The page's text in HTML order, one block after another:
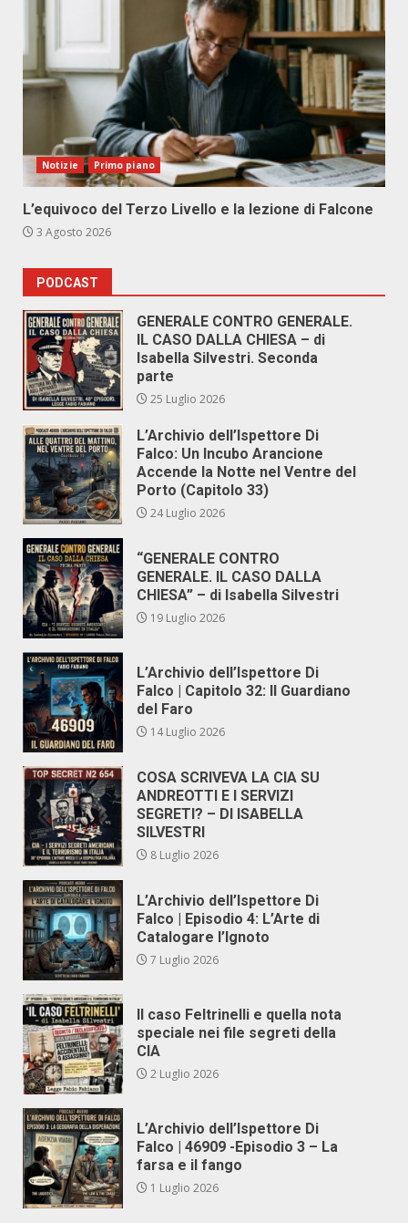
Notizie Primo piano
L’equivoco del Terzo Livello e la lezione di Falcone
3 Agosto 2026
PODCAST
GENERALE CONTRO GENERALE.
IL CASO DALLA CHIESA – di
Isabella Silvestri. Seconda
parte
25 Luglio 2026
L’Archivio dell’Ispettore Di
Falco: Un Incubo Arancione
Accende la Notte nel Ventre del
Porto (Capitolo 33)
24 Luglio 2026
“GENERALE CONTRO
GENERALE. IL CASO DALLA
CHIESA” – di Isabella Silvestri
19 Luglio 2026
L’Archivio dell’Ispettore Di
Falco | Capitolo 32: Il Guardiano
del Faro
14 Luglio 2026
COSA SCRIVEVA LA CIA SU
ANDREOTTI E I SERVIZI
SEGRETI? – DI ISABELLA
SILVESTRI
8 Luglio 2026
L’Archivio dell’Ispettore Di
Falco | Episodio 4: L’Arte di
Catalogare l’Ignoto
7 Luglio 2026
Il caso Feltrinelli e quella nota
speciale nei file segreti della
CIA
2 Luglio 2026
L’Archivio dell’Ispettore Di
Falco | 46909 -Episodio 3 – La
farsa e il fango
1 Luglio 2026